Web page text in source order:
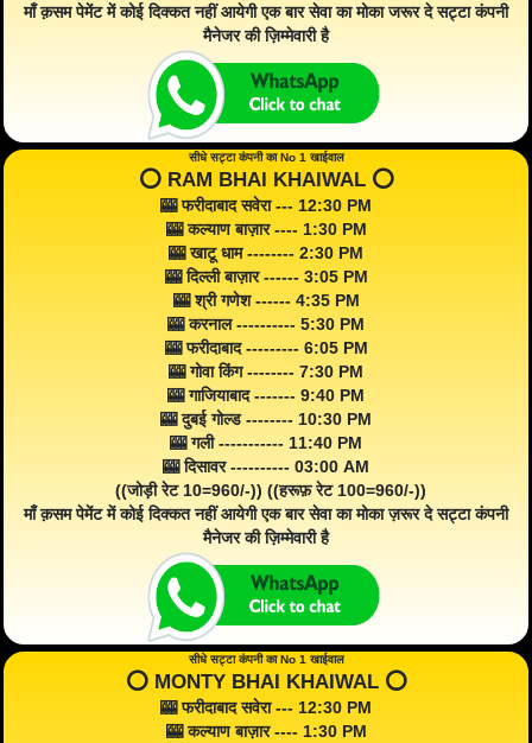
माँ क़सम पेमेंट में कोई दिक्कत नहीं आयेगी एक बार सेवा का मोका जरूर दे सट्टा कंपनी
मैनेजर की ज़िम्मेवारी है
सीधे सट्टा कंपनी का No 1 खाईवाल
⭕️ RAM BHAI KHAIWAL ⭕️
🎰 फरीदाबाद सवेरा --- 12:30 PM
🎰 कल्याण बाज़ार ---- 1:30 PM
🎰 खाटू धाम -------- 2:30 PM
🎰 दिल्ली बाज़ार ------ 3:05 PM
🎰 श्री गणेश ------ 4:35 PM
🎰 करनाल ---------- 5:30 PM
🎰 फरीदाबाद --------- 6:05 PM
🎰 गोवा किंग -------- 7:30 PM
🎰 गाजियाबाद ------- 9:40 PM
🎰 दुबई गोल्ड -------- 10:30 PM
🎰 गली ----------- 11:40 PM
🎰 दिसावर ---------- 03:00 AM
((जोड़ी रेट 10=960/-)) ((हरूफ़ रेट 100=960/-))
माँ क़सम पेमेंट में कोई दिक्कत नहीं आयेगी एक बार सेवा का मोका ज़रूर दे सट्टा कंपनी
मैनेजर की ज़िम्मेवारी है
सीधे सट्टा कंपनी का No 1 खाईवाल
⭕️ MONTY BHAI KHAIWAL ⭕️
🎰 फरीदाबाद सवेरा --- 12:30 PM
🎰 कल्याण बाज़ार ---- 1:30 PM